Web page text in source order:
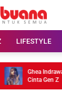
LIFESTYLE
Ghea Indrawari
Cinta Gen Z